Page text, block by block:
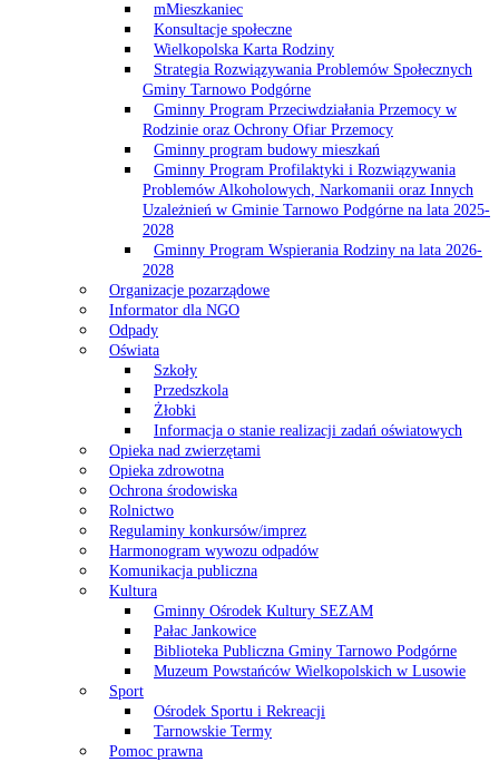
mMieszkaniec
Konsultacje społeczne
Wielkopolska Karta Rodziny
Strategia Rozwiązywania Problemów Społecznych
Gminy Tarnowo Podgórne
Gminny Program Przeciwdziałania Przemocy w
Rodzinie oraz Ochrony Ofiar Przemocy
Gminny program budowy mieszkań
Gminny Program Profilaktyki i Rozwiązywania
Problemów Alkoholowych, Narkomanii oraz Innych
Uzależnień w Gminie Tarnowo Podgórne na lata 2025-
2028
Gminny Program Wspierania Rodziny na lata 2026-
2028
Organizacje pozarządowe
Informator dla NGO
Odpady
Oświata
Szkoły
Przedszkola
Żłobki
Informacja o stanie realizacji zadań oświatowych
Opieka nad zwierzętami
Opieka zdrowotna
Ochrona środowiska
Rolnictwo
Regulaminy konkursów/imprez
Harmonogram wywozu odpadów
Komunikacja publiczna
Kultura
Gminny Ośrodek Kultury SEZAM
Pałac Jankowice
Biblioteka Publiczna Gminy Tarnowo Podgórne
Muzeum Powstańców Wielkopolskich w Lusowie
Sport
Ośrodek Sportu i Rekreacji
Tarnowskie Termy
Pomoc prawna